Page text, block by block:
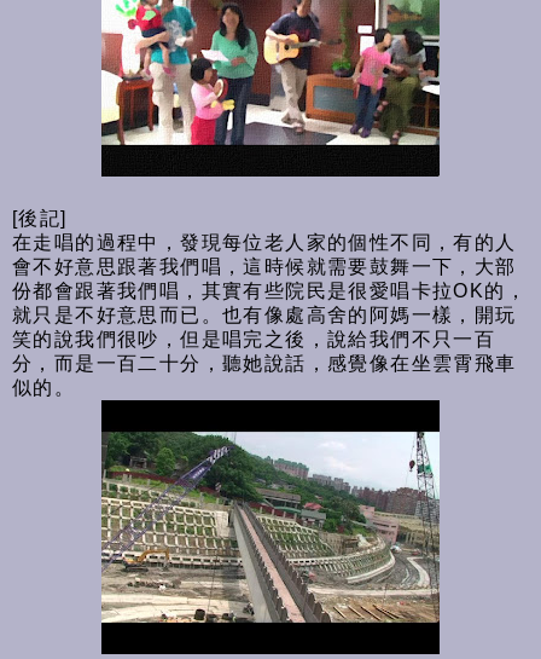
[後記]
在走唱的過程中，發現每位老人家的個性不同，有的人
會不好意思跟著我們唱，這時候就需要鼓舞一下，大部
份都會跟著我們唱，其實有些院民是很愛唱卡拉OK的，
就只是不好意思而已。也有像處高舍的阿媽一樣，開玩
笑的說我們很吵，但是唱完之後，說給我們不只一百
分，而是一百二十分，聽她說話，感覺像在坐雲霄飛車
似的。